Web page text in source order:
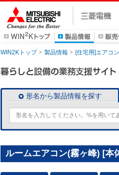
WIN2Kトップ 製品情報 [住宅用]エアコ
形名から製品情報を探す
ルームエアコン(霧ヶ峰) [本